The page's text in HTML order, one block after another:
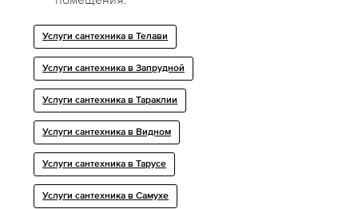
Услуги сантехника в Телави
Услуги сантехника в Запрудной
Услуги сантехника в Тараклии
Услуги сантехника в Видном
Услуги сантехника в Тарусе
Услуги сантехника в Самухе